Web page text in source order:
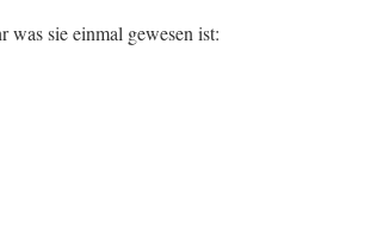
sie einmal gewesen ist: